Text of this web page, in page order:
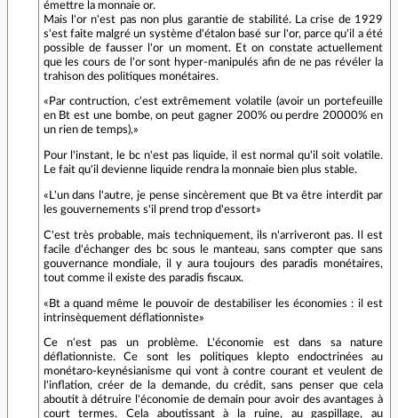
émettre la monnaie or.
Mais l'or n'est pas non plus garantie de stabilité. La crise de 1929
s'est faite malgré un système d'étalon basé sur l'or, parce qu'il a été
possible de fausser l'or un moment. Et on constate actuellement
que les cours de l'or sont hyper-manipulés afin de ne pas révéler la
trahison des politiques monétaires.
«Par contruction, c'est extrêmement volatile (avoir un portefeuille
en Bt est une bombe, on peut gagner 200% ou perdre 20000% en
un rien de temps),»
Pour l'instant, le bc n'est pas liquide, il est normal qu'il soit volatile.
Le fait qu'il devienne liquide rendra la monnaie bien plus stable.
«L'un dans l'autre, je pense sincèrement que Bt va être interdit par
les gouvernements s'il prend trop d'essort»
C'est très probable, mais techniquement, ils n'arriveront pas. Il est
facile d'échanger des bc sous le manteau, sans compter que sans
gouvernance mondiale, il y aura toujours des paradis monétaires,
tout comme il existe des paradis fiscaux.
«Bt a quand même le pouvoir de destabiliser les économies : il est
intrinsèquement déflationniste»
Ce n'est pas un problème. L'économie est dans sa nature
déflationniste. Ce sont les politiques klepto endoctrinées au
monétaro-keynésianisme qui vont à contre courant et veulent de
l'inflation, créer de la demande, du crédit, sans penser que cela
aboutit à détruire l'économie de demain pour avoir des avantages à
court termes. Cela aboutissant à la ruine, au gaspillage, au